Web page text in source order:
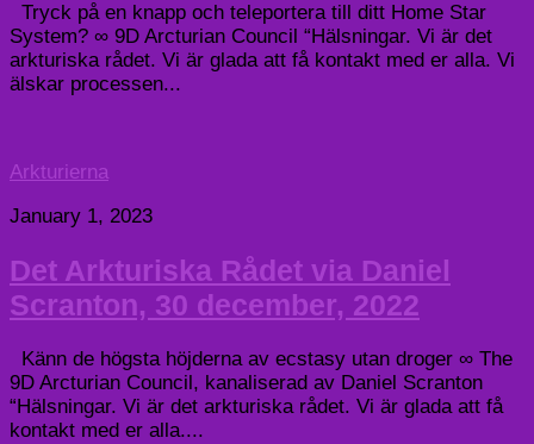
Tryck på en knapp och teleportera till ditt Home Star
System? ∞ 9D Arcturian Council “Hälsningar. Vi är det
arkturiska rådet. Vi är glada att få kontakt med er alla. Vi
älskar processen...
Arkturierna
January 1, 2023
Det Arkturiska Rådet via Daniel
Scranton, 30 december, 2022
Känn de högsta höjderna av ecstasy utan droger ∞ The
9D Arcturian Council, kanaliserad av Daniel Scranton
“Hälsningar. Vi är det arkturiska rådet. Vi är glada att få
kontakt med er alla....